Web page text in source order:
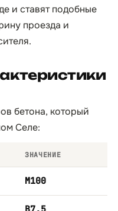
и ставят подобные
проезда и
бетона, который
Селе:
ЗНАЧЕНИЕ
М100